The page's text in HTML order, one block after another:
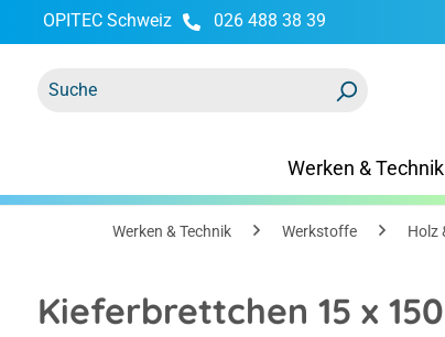
Zur Hauptnavigation springen
OPITEC Schweiz 026 488 38 39
Werken & Technik
Werken & Technik Werkstoffe Holz
Kieferbrettchen 15 x